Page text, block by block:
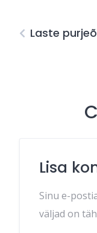
Laste
Lisa
Sinu e-
väljad on